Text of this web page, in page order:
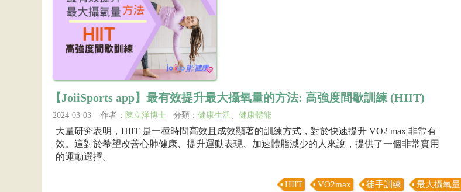
【JoiiSports app】最有效提升最大攝氧量的方法: 高強度間歇訓練 (HIIT)
2024-03-03 作者： 陳立洋博士 分類： 健康生活、 健康體能
大量研究表明，HIIT 是一種時間高效且成效顯著的訓練方式，對於快速提升 VO2 max 非常有
效。這對於希望改善心肺健康、提升運動表現、加速體脂減少的人來說，提供了一個非常實用
的運動選擇。
HIIT VO2max 徒手訓練 最大攝氧量